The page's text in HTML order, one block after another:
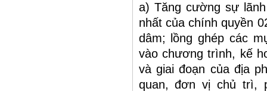
a) Tăng cường sự
nhất của chính quyền
dâm; lồng ghép các
vào chương trình, kế
và giai đoạn của địa
quan, đơn vị chủ trì,